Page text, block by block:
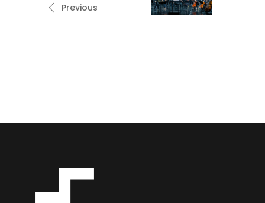
Previous